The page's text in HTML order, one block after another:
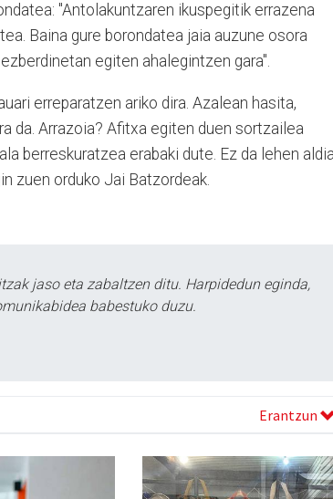
"Antolakuntzaren ikuspegitik errazena
Baina gure borondatea jaia auzune osora
egiten ahalegintzen gara".
erreparatzen ariko dira. Azalean hasita,
da. Arrazoia? Afitxa egiten duen sortzailea
berreskuratzea erabaki dute. Ez da lehen
zuen orduko Jai Batzordeak.
jaso eta zabaltzen ditu. Harpidedun eginda,
babestuko duzu.
Erantzun